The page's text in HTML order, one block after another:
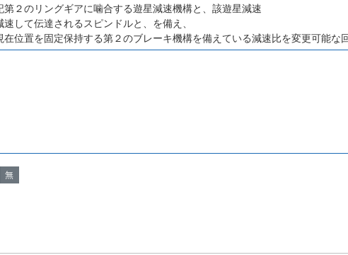
２のリングギアに噛合する遊星減速機構と、該遊星減速
して伝達されるスピンドルと、を備え、
位置を固定保持する第２のブレーキ機構を備えている減速比を変更可能な
無